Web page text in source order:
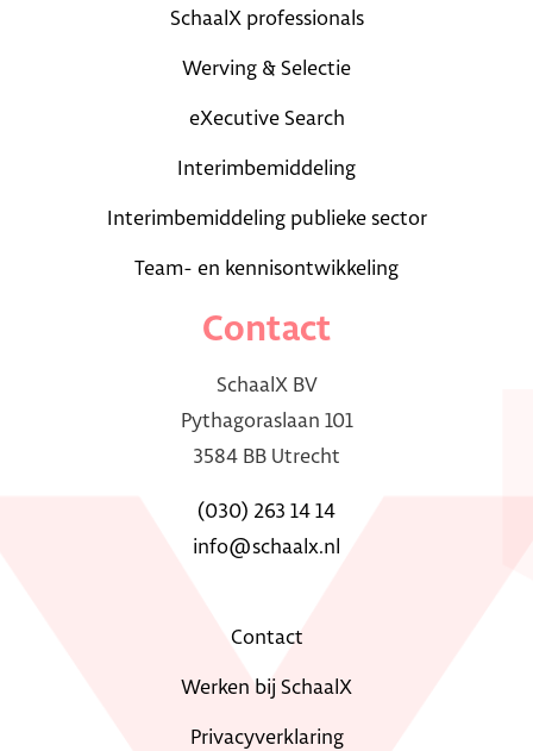
SchaalX professionals
Werving & Selectie
eXecutive Search
Interimbemiddeling
Interimbemiddeling publieke sector
Team- en kennisontwikkeling
Contact
SchaalX BV
Pythagoraslaan 101
3584 BB Utrecht
(030) 263 14 14
info@schaalx.nl
Contact
Werken bij SchaalX
Privacyverklaring